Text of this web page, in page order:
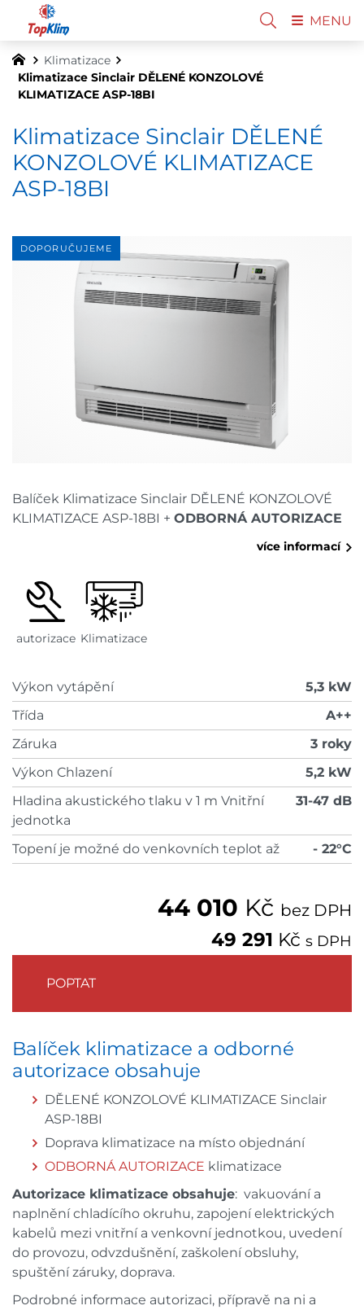
Klimatizace
Klimatizace Sinclair DĚLENÉ KONZOLOVÉ
KLIMATIZACE ASP-18BI
Klimatizace Sinclair DĚLENÉ
KONZOLOVÉ KLIMATIZACE
ASP-18BI
DOPORUČUJEME
autorizace Klimatizace
Balíček Klimatizace Sinclair DĚLENÉ KONZOLOVÉ
KLIMATIZACE ASP-18BI + ODBORNÁ AUTORIZACE
více informací
44 010 Kč bez DPH
49 291 Kč s DPH
POPTAT
Výkon vytápění
5,3 kW
Třída
A++
Záruka
3 roky
Výkon Chlazení
5,2 kW
Hladina akustického tlaku v 1 m Vnitřní
jednotka
31-47 dB
Topení je možné do venkovních teplot až - 22°C
Balíček klimatizace a odborné
autorizace obsahuje
DĚLENÉ KONZOLOVÉ KLIMATIZACE Sinclair
ASP-18BI
Doprava klimatizace na místo objednání
ODBORNÁ AUTORIZACE klimatizace
Autorizace klimatizace obsahuje: vakuování a
naplnění chladícího okruhu, zapojení elektrických
kabelů mezi vnitřní a venkovní jednotkou, uvedení
do provozu, odvzdušnění, zaškolení obsluhy,
spuštění záruky, doprava.
Podrobné informace autorizaci, přípravě na ni a
MENU